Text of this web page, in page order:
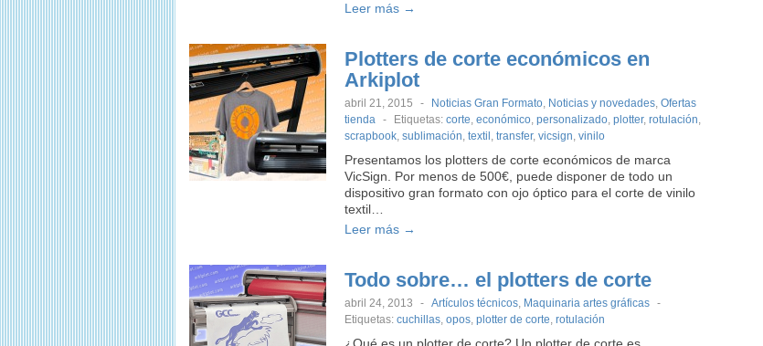
Leer más →
Plotters de corte económicos en
Arkiplot
abril 21, 2015 - Noticias Gran Formato, Noticias y novedades, Ofertas
tienda - Etiquetas: corte, económico, personalizado, plotter, rotulación,
scrapbook, sublimación, textil , transfer, vicsign, vinilo
Presentamos los plotters de corte económicos de marca
VicSign. Por menos de 500€, puede disponer de todo un
dispositivo gran formato con ojo óptico para el corte de vinilo
textil…
Leer más →
Todo sobre… el plotters de corte
abril 24, 2013 - Artículos técnicos, Maquinaria artes gráficas -
Etiquetas: cuchillas, opos, plotter de corte, rotulación